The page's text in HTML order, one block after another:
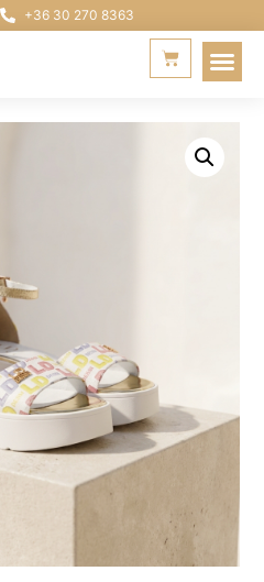
+36 30 270 8363